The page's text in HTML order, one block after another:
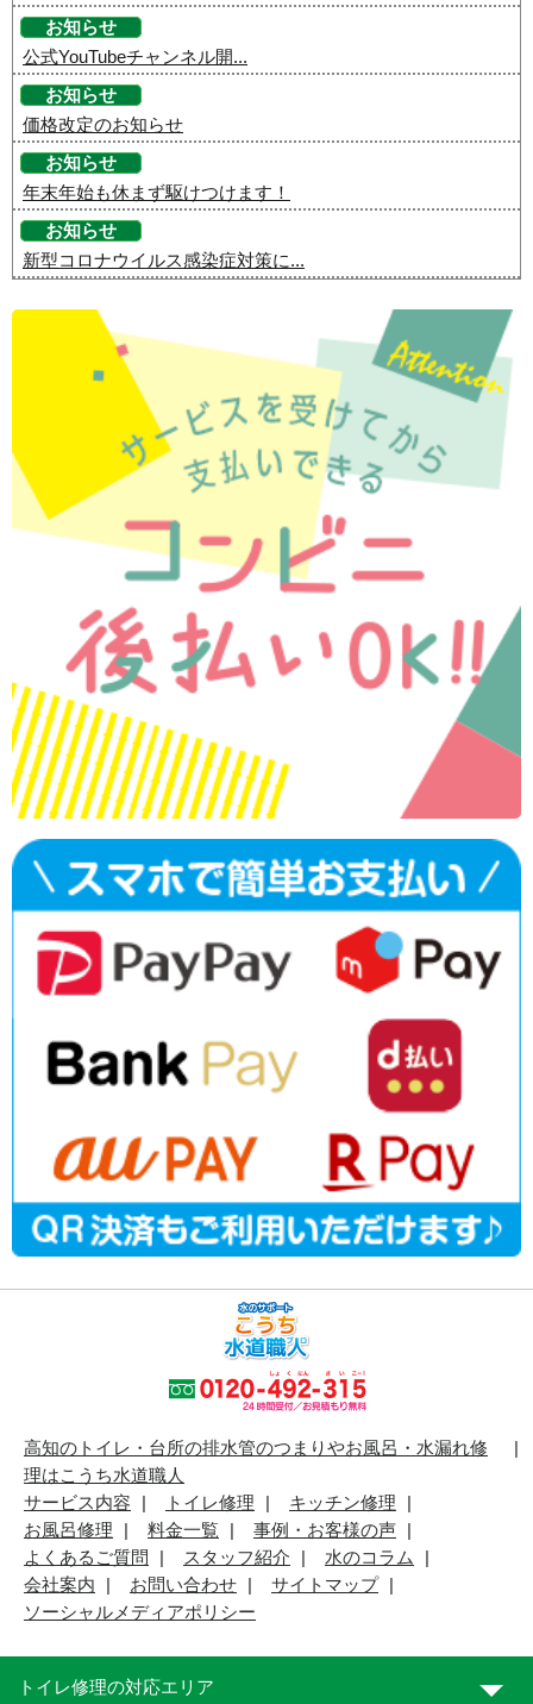
お知らせ
公式YouTubeチャンネル開...
お知らせ
価格改定のお知らせ
お知らせ
年末年始も休まず駆けつけます！
お知らせ
新型コロナウイルス感染症対策に...
高知のトイレ・台所の排水管のつまりやお風呂・水漏れ修
理はこうち水道職人
サービス内容
トイレ修理
キッチン修理
お風呂修理
料金一覧
事例・お客様の声
よくあるご質問
スタッフ紹介
水のコラム
会社案内
お問い合わせ
サイトマップ
ソーシャルメディアポリシー
トイレ修理の対応エリア